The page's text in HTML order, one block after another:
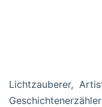
Lichtzauberer,